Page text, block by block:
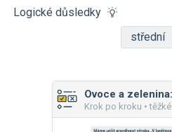
Logické důsledky
střední
Krok po kroku • těžké